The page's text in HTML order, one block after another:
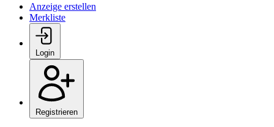
Anzeige erstellen
Merkliste
Login
Registrieren